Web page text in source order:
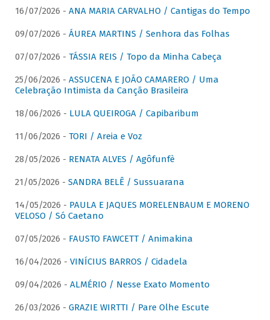
16/07/2026 - ANA MARIA CARVALHO / Cantigas do Tempo
09/07/2026 - ÁUREA MARTINS / Senhora das Folhas
07/07/2026 - TÁSSIA REIS / Topo da Minha Cabeça
25/06/2026 - ASSUCENA E JOÃO CAMARERO / Uma
Celebração Intimista da Canção Brasileira
18/06/2026 - LULA QUEIROGA / Capibaribum
11/06/2026 - TORI / Areia e Voz
28/05/2026 - RENATA ALVES / Agôfunfè
21/05/2026 - SANDRA BELÊ / Sussuarana
14/05/2026 - PAULA E JAQUES MORELENBAUM E MORENO
VELOSO / Só Caetano
07/05/2026 - FAUSTO FAWCETT / Animakina
16/04/2026 - VINÍCIUS BARROS / Cidadela
09/04/2026 - ALMÉRIO / Nesse Exato Momento
26/03/2026 - GRAZIE WIRTTI / Pare Olhe Escute